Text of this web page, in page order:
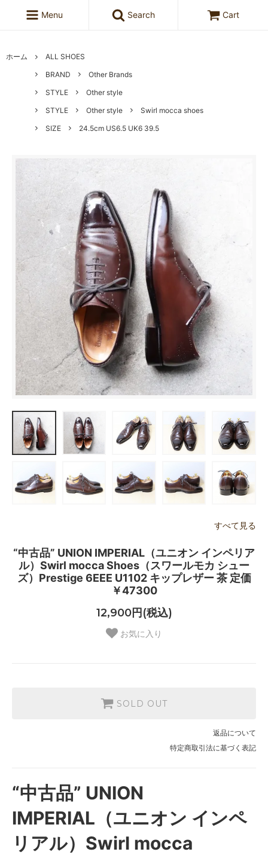
Menu Search Cart
ホーム
ALL SHOES
BRAND
Other Brands
STYLE
Other style
STYLE
Other style
Swirl mocca shoes
SIZE
24.5cm US6.5 UK6 39.5
すべて見る
“中古品” UNION IMPERIAL（ユニオン インペリア
ル）Swirl mocca Shoes（スワールモカ シュー
ズ）Prestige 6EEE U1102 キップレザー 茶 定価
￥47300
12,900円(税込)
お気に入り
SOLD OUT
返品について
特定商取引法に基づく表記
“中古品” UNION
IMPERIAL（ユニオン インペ
リアル）Swirl mocca